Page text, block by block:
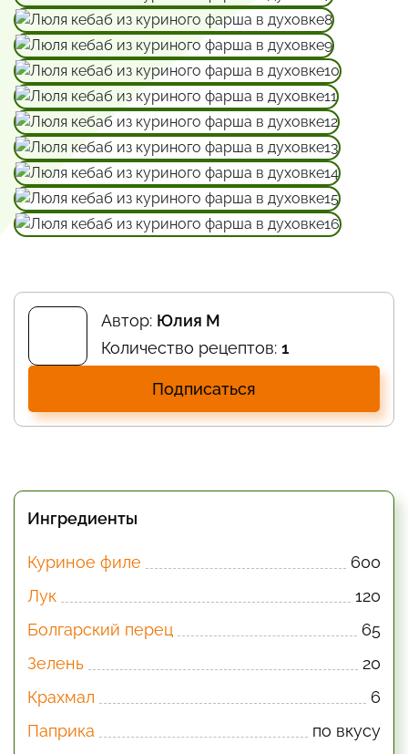
Автор: Юлия М
Количество рецептов: 1
Подписаться
Ингредиенты
Куриное филе
600
Лук
120
Болгарский перец
65
Зелень
20
Крахмал
6
Паприка
по вкусу